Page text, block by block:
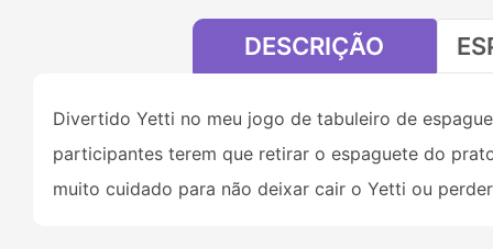
DESCRIÇÃO
Divertido Yetti no meu jogo de tabuleiro de
participantes terem que retirar o espaguete do
muito cuidado para não deixar cair o Yetti ou